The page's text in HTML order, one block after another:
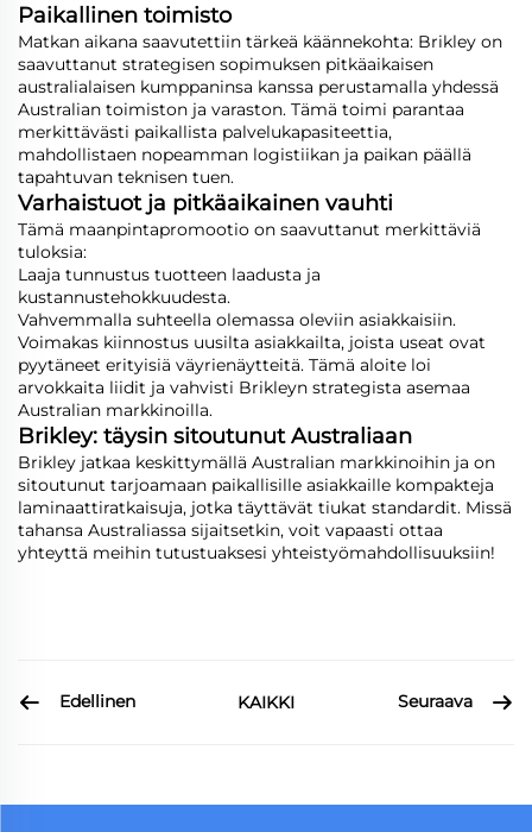
Paikallinen toimisto
Matkan aikana saavutettiin tärkeä käännekohta: Brikley on
saavuttanut strategisen sopimuksen pitkäaikaisen
australialaisen kumppaninsa kanssa perustamalla yhdessä
Australian toimiston ja varaston. Tämä toimi parantaa
merkittävästi paikallista palvelukapasiteettia,
mahdollistaen nopeamman logistiikan ja paikan päällä
tapahtuvan teknisen tuen.
Varhaistuot ja pitkäaikainen vauhti
Tämä maanpintapromootio on saavuttanut merkittäviä
tuloksia:
Laaja tunnustus tuotteen laadusta ja
kustannustehokkuudesta.
Vahvemmalla suhteella olemassa oleviin asiakkaisiin.
Voimakas kiinnostus uusilta asiakkailta, joista useat ovat
pyytäneet erityisiä väyrienäytteitä. Tämä aloite loi
arvokkaita liidit ja vahvisti Brikleyn strategista asemaa
Australian markkinoilla.
Brikley: täysin sitoutunut Australiaan
Brikley jatkaa keskittymällä Australian markkinoihin ja on
sitoutunut tarjoamaan paikallisille asiakkaille kompakteja
laminaattiratkaisuja, jotka täyttävät tiukat standardit. Missä
tahansa Australiassa sijaitsetkin, voit vapaasti ottaa
yhteyttä meihin tutustuaksesi yhteistyömahdollisuuksiin!
Edellinen KAIKKI Seuraava